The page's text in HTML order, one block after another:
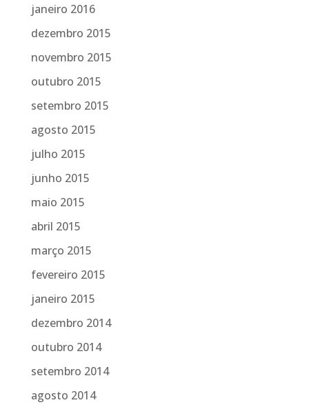
janeiro 2016
dezembro 2015
novembro 2015
outubro 2015
setembro 2015
agosto 2015
julho 2015
junho 2015
maio 2015
abril 2015
março 2015
fevereiro 2015
janeiro 2015
dezembro 2014
outubro 2014
setembro 2014
agosto 2014